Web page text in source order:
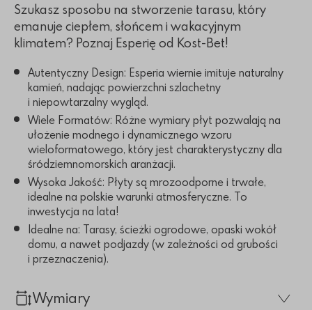
Szukasz sposobu na stworzenie tarasu, który
emanuje ciepłem, słońcem i wakacyjnym
klimatem? Poznaj Esperię od Kost-Bet!
Autentyczny Design: Esperia wiernie imituje naturalny
kamień, nadając powierzchni szlachetny
i niepowtarzalny wygląd.
Wiele Formatów: Różne wymiary płyt pozwalają na
ułożenie modnego i dynamicznego wzoru
wieloformatowego, który jest charakterystyczny dla
śródziemnomorskich aranżacji.
Wysoka Jakość: Płyty są mrozoodporne i trwałe,
idealne na polskie warunki atmosferyczne. To
inwestycja na lata!
Idealne na: Tarasy, ścieżki ogrodowe, opaski wokół
domu, a nawet podjazdy (w zależności od grubości
i przeznaczenia).
Wymiary